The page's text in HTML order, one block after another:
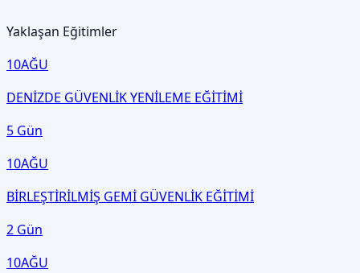
Yaklaşan Eğitimler
10AĞU
DENİZDE GÜVENLİK YENİLEME EĞİTİMİ
5 Gün
10AĞU
BİRLEŞTİRİLMİŞ GEMİ GÜVENLİK EĞİTİMİ
2 Gün
10AĞU